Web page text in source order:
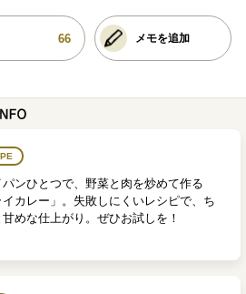
66 メモを追加
パンひとつで、野菜と肉を炒めて作る
イカレー」。失敗しにくいレシピで、ち
甘めな仕上がり。ぜひお試しを！